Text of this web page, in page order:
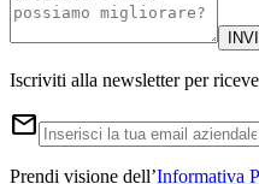
Iscriviti alla newsletter per
email
Prendi visione dell’Informativa